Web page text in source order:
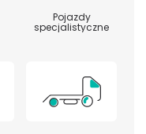
Pojazdy
specjalistyczne